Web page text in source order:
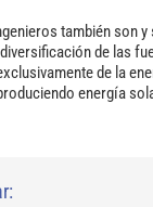
también son
de las
de la
energía